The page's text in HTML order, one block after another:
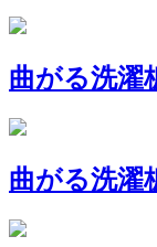
曲がる洗濯
曲がる洗濯